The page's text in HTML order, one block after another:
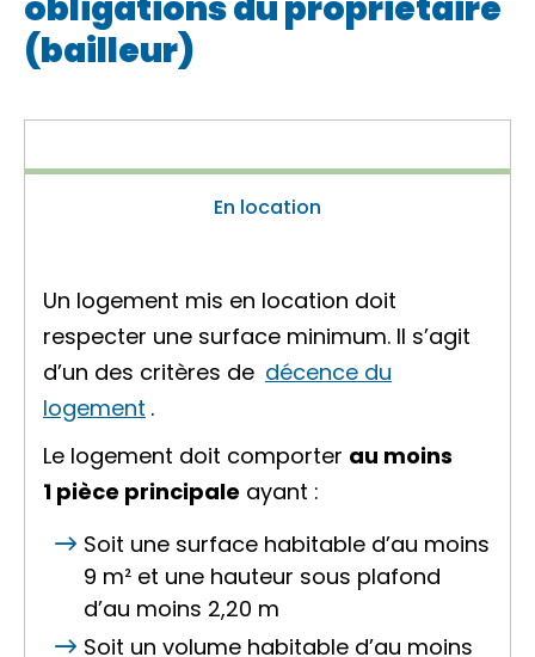
(bailleur)
En location
Un logement mis en location doit
respecter une surface minimum. Il s’agit
d’un des critères de décence du
logement .
Le logement doit comporter au moins
1 pièce principale ayant :
Soit une surface habitable d’au moins
9 m² et une hauteur sous plafond
d’au moins 2,20 m
Soit un volume habitable d’au moins